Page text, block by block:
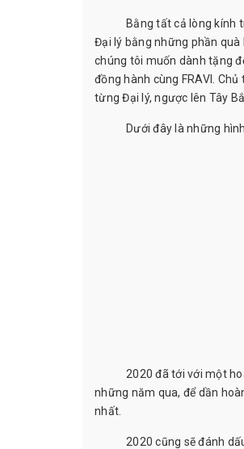
Bằng tất cả lòng kính
Đại lý bằng những phần
chúng tôi muốn dành tặng
đồng hành cùng FRAVI.
từng Đại lý, ngược lên Tây
Dưới đây là những hình
2020 đã tới với một hoài
những năm qua, để dần
nhất.
2020 cũng sẽ đánh dấu